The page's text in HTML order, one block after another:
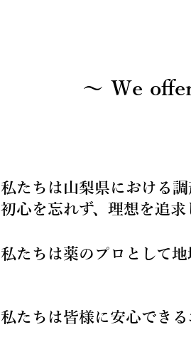
〜 Ｗe
私たちは山梨県における
初心を忘れず、理想を追求
私たちは薬のプロとして
私たちは皆様に安心でき